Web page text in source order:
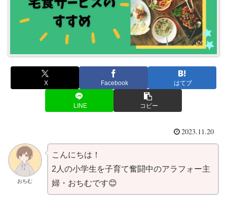
X Facebook はてブ
LINE コピー
2023.11.20
おちむ
こんにちは！
2人の小学生を子育て奮闘中のアラフォー主
婦・おちむです😊